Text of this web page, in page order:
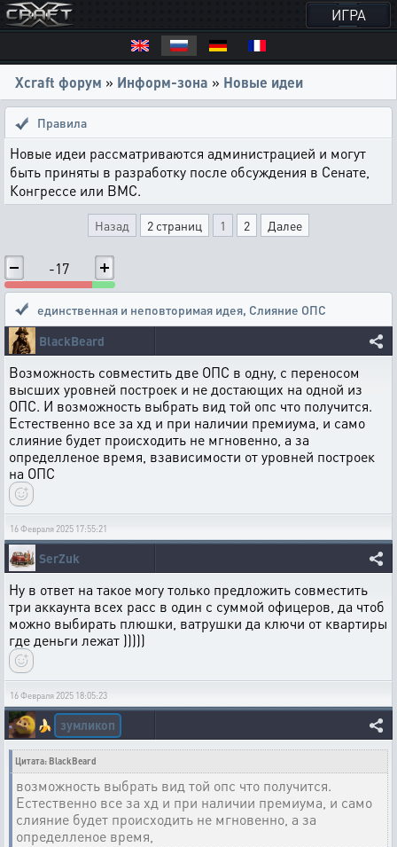
ИГРА
Xcraft форум » Информ-зона » Новые идеи
Правила
Новые идеи рассматриваются администрацией и могут
быть приняты в разработку после обсуждения в Сенате,
Конгрессе или ВМС.
Назад 2 страниц 1 2 Далее
-17
единственная и неповторимая идея, Слияние ОПС
BlackBeard
Возможность совместить две ОПС в одну, с переносом
высших уровней построек и не достающих на одной из
ОПС. И возможность выбрать вид той опс что получится.
Естественно все за хд и при наличии премиума, и само
слияние будет происходить не мгновенно, а за
определленое время, взависимости от уровней построек
на ОПС
16 Февраля 2025 17:55:21
SerZuk
Ну в ответ на такое могу только предложить совместить
три аккаунта всех расс в один с суммой офицеров, да чтоб
можно выбирать плюшки, ватрушки да ключи от квартиры
где деньги лежат )))))
16 Февраля 2025 18:05:23
🍌 зумликоп
Цитата: BlackBeard
возможность выбрать вид той опс что получится.
Естественно все за хд и при наличии премиума, и само
слияние будет происходить не мгновенно, а за
определленое время,